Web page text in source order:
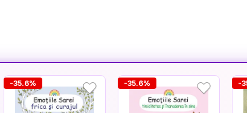
-35.6% -35.6% -